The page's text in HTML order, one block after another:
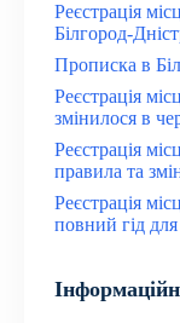
Реєстрація
Білгород-
Прописка в
Реєстрація
змінилося в
Реєстрація
правила та
Реєстрація
повний гід